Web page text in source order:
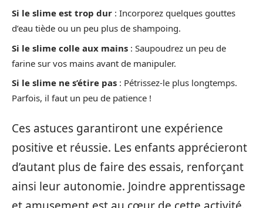
Si le slime est trop dur : Incorporez quelques gouttes
d’eau tiède ou un peu plus de shampoing.
Si le slime colle aux mains : Saupoudrez un peu de
farine sur vos mains avant de manipuler.
Si le slime ne s’étire pas : Pétrissez-le plus longtemps.
Parfois, il faut un peu de patience !
Ces astuces garantiront une expérience
positive et réussie. Les enfants apprécieront
d’autant plus de faire des essais, renforçant
ainsi leur autonomie. Joindre apprentissage